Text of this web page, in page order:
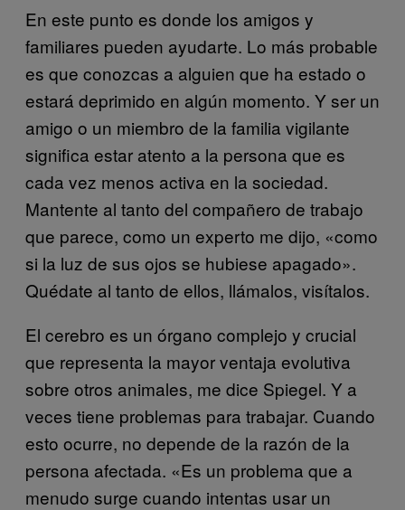
En este punto es donde los amigos y
familiares pueden ayudarte. Lo más probable
es que conozcas a alguien que ha estado o
estará deprimido en algún momento. Y ser un
amigo o un miembro de la familia vigilante
significa estar atento a la persona que es
cada vez menos activa en la sociedad.
Mantente al tanto del compañero de trabajo
que parece, como un experto me dijo, «como
si la luz de sus ojos se hubiese apagado».
Quédate al tanto de ellos, llámalos, visítalos.
El cerebro es un órgano complejo y crucial
que representa la mayor ventaja evolutiva
sobre otros animales, me dice Spiegel. Y a
veces tiene problemas para trabajar. Cuando
esto ocurre, no depende de la razón de la
persona afectada. «Es un problema que a
menudo surge cuando intentas usar un